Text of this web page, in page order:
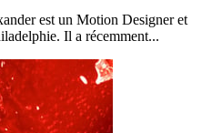
est un Motion Designer et
Il a récemment...